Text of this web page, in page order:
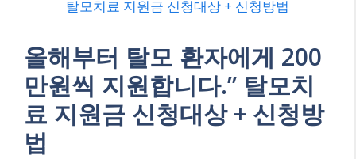
올해부터 탈모 환자에게 200
만원씩 지원합니다.” 탈모치
료 지원금 신청대상 + 신청방
법